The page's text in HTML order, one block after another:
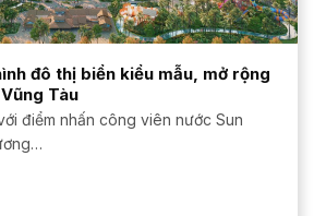
đô thị biển kiểu mẫu, mở rộng
Tàu
điểm nhấn công viên nước Sun